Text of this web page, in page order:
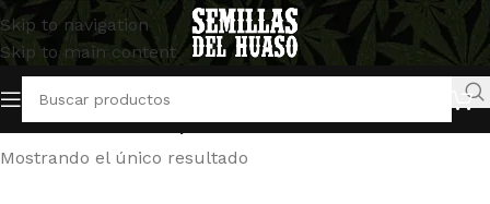
Skip to navigation
Skip to main content
Inicio/Productos etiquetados “delta diez”
Mostrando el único resultado